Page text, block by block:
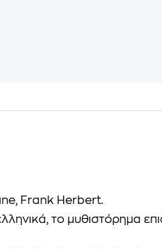
Frank Herbert.
το μυθιστόρημα